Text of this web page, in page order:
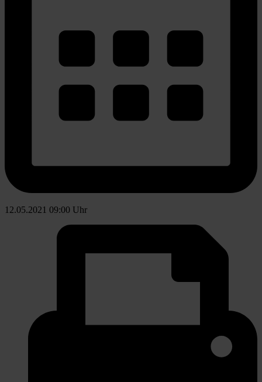
12.05.2021 09:00 Uhr